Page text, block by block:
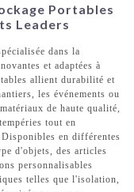
Portables
Leaders
dans la
et adaptées à
allient durabilité et
les événements ou
de haute qualité,
tout en
en différentes
d'objets, des articles
personnalisables
telles que l'isolation,